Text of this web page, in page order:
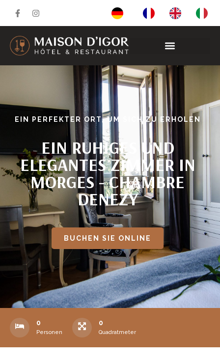
EIN PERFEKTER ORT, UM SICH ZU ERHOLEN
EIN RUHIGES UND
ELEGANTES ZIMMER IN
MORGES - CHAMBRE
DENEZY
BUCHEN SIE ONLINE
0
Personen
0
Quadratmeter